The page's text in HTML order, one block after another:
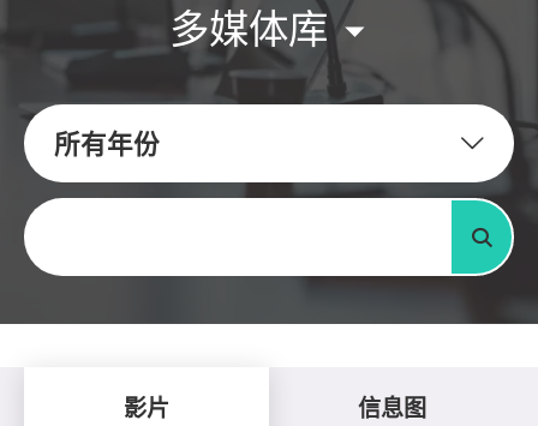
多媒体库
所有年份
关键字
搜寻
影片 信息图